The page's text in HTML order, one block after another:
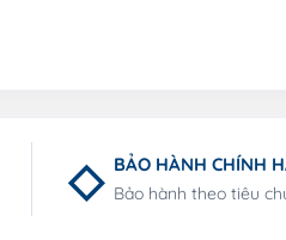
BẢO HÀNH CHÍNH
Bảo hành theo tiêu